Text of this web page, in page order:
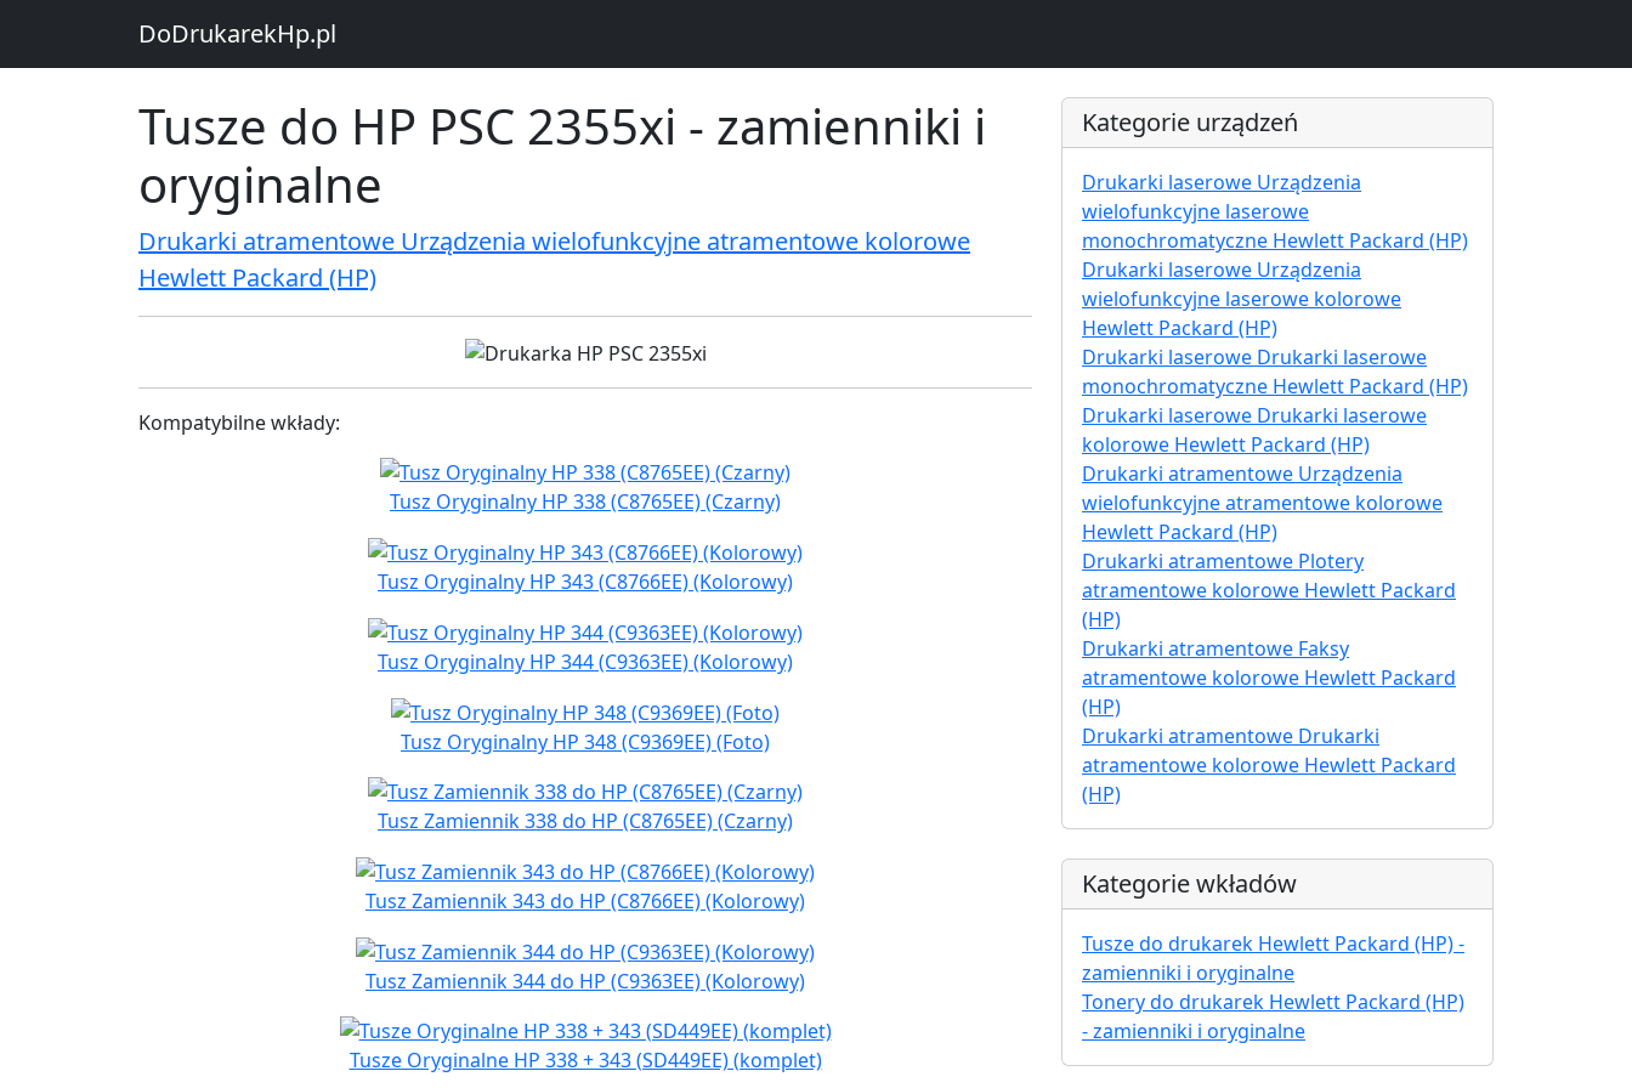
DoDrukarekHp.pl
Tusze do HP PSC 2355xi - zamienniki i
oryginalne
Drukarki atramentowe Urządzenia wielofunkcyjne atramentowe kolorowe
Hewlett Packard (HP)
Kompatybilne wkłady:
Tusz Oryginalny HP 338 (C8765EE) (Czarny)
Tusz Oryginalny HP 343 (C8766EE) (Kolorowy)
Tusz Oryginalny HP 344 (C9363EE) (Kolorowy)
Tusz Oryginalny HP 348 (C9369EE) (Foto)
Tusz Zamiennik 338 do HP (C8765EE) (Czarny)
Tusz Zamiennik 343 do HP (C8766EE) (Kolorowy)
Tusz Zamiennik 344 do HP (C9363EE) (Kolorowy)
Tusze Oryginalne HP 338 + 343 (SD449EE) (komplet)
Kategorie urządzeń
Drukarki laserowe Urządzenia
wielofunkcyjne laserowe
monochromatyczne Hewlett Packard (HP)
Drukarki laserowe Urządzenia
wielofunkcyjne laserowe kolorowe
Hewlett Packard (HP)
Drukarki laserowe Drukarki laserowe
monochromatyczne Hewlett Packard (HP)
Drukarki laserowe Drukarki laserowe
kolorowe Hewlett Packard (HP)
Drukarki atramentowe Urządzenia
wielofunkcyjne atramentowe kolorowe
Hewlett Packard (HP)
Drukarki atramentowe Plotery
atramentowe kolorowe Hewlett Packard
(HP)
Drukarki atramentowe Faksy
atramentowe kolorowe Hewlett Packard
(HP)
Drukarki atramentowe Drukarki
atramentowe kolorowe Hewlett Packard
(HP)
Kategorie wkładów
Tusze do drukarek Hewlett Packard (HP) -
zamienniki i oryginalne
Tonery do drukarek Hewlett Packard (HP)
- zamienniki i oryginalne